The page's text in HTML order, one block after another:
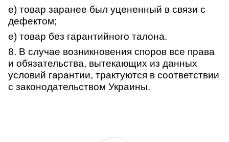
е) товар заранее был уцененный в связи с
дефектом;
е) товар без гарантийного талона.
8. В случае возникновения споров все права
и обязательства, вытекающих из данных
условий гарантии, трактуются в соответствии
с законодательством Украины.